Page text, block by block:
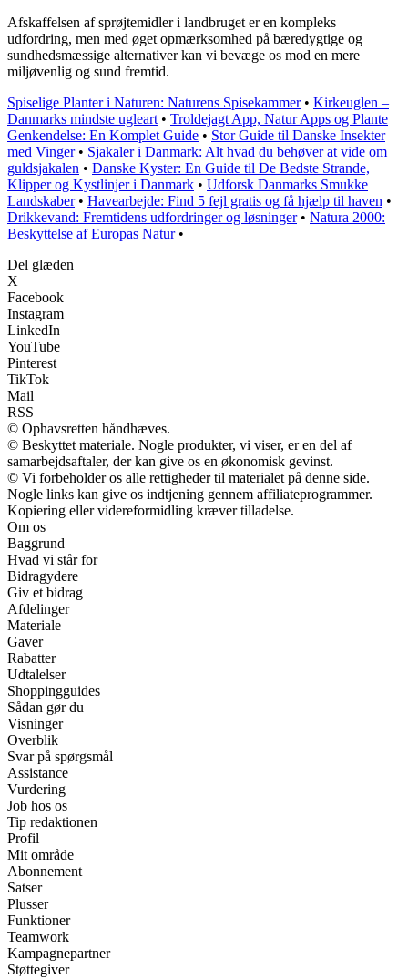
Afskaffelsen af sprøjtemidler i landbruget er en kompleks
udfordring, men med øget opmærksomhed på bæredygtige og
sundhedsmæssige alternativer kan vi bevæge os mod en mere
miljøvenlig og sund fremtid.
Spiselige Planter i Naturen: Naturens Spisekammer• Kirkeuglen –
Danmarks mindste ugleart • Troldejagt App, Natur Apps og Plante
Genkendelse: En Komplet Guide • Stor Guide til Danske Insekter
med Vinger• Sjakaler i Danmark: Alt hvad du behøver at vide om
guldsjakalen • Danske Kyster: En Guide til De Bedste Strande,
Klipper og Kystlinjer i Danmark • Udforsk Danmarks Smukke
Landskaber• Havearbejde: Find 5 fejl gratis og få hjælp til haven •
Drikkevand: Fremtidens udfordringer og løsninger• Natura 2000:
Beskyttelse af Europas Natur•
Del glæden
X
Facebook
Instagram
LinkedIn
YouTube
Pinterest
TikTok
Mail
RSS
© Ophavsretten håndhæves.
© Beskyttet materiale. Nogle produkter, vi viser, er en del af
samarbejdsaftaler, der kan give os en økonomisk gevinst.
© Vi forbeholder os alle rettigheder til materialet på denne side.
Nogle links kan give os indtjening gennem affiliateprogrammer.
Kopiering eller videreformidling kræver tilladelse.
Om os
Baggrund
Hvad vi står for
Bidragydere
Giv et bidrag
Afdelinger
Materiale
Gaver
Rabatter
Udtalelser
Shoppingguides
Sådan gør du
Visninger
Overblik
Svar på spørgsmål
Assistance
Vurdering
Job hos os
Tip redaktionen
Profil
Mit område
Abonnement
Satser
Plusser
Funktioner
Teamwork
Kampagnepartner
Støttegiver